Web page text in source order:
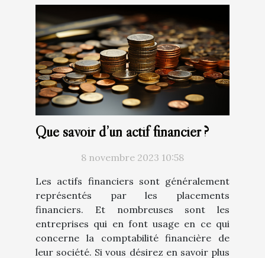
Que savoir d’un actif financier ?
8 novembre 2023 10:58
Les actifs financiers sont généralement
représentés par les placements
financiers. Et nombreuses sont les
entreprises qui en font usage en ce qui
concerne la comptabilité financière de
leur société. Si vous désirez en savoir plus